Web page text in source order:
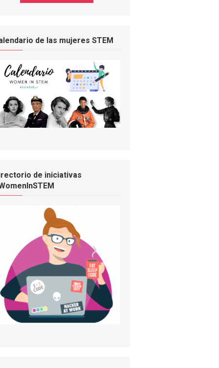
de las mujeres STEM
de iniciativas